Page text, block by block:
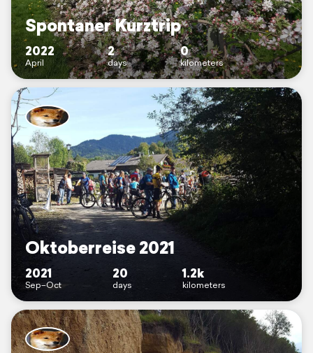
Spontaner Kurztrip
2022
April
2
days
0
kilometers
Oktoberreise 2021
2021
Sep–Oct
20
days
1.2k
kilometers